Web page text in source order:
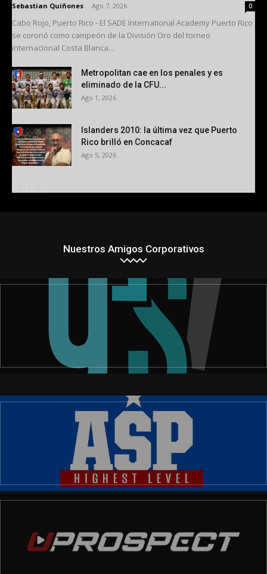
Sebastian Quiñones Ago 7, 2026 0
Cabo Rojo, Puerto Rico - El SADE International Academy Puerto Rico
se coronó como campeón de la División Oro del torneo
internacional Costa Blanca...
Metropolitan cae en los penales y es
eliminado de la CFU...
Ago 1, 2026
Islanders 2010: la última vez que Puerto
Rico brilló en Concacaf
Ago 5, 2026
Nuestros Amigos Corporativos